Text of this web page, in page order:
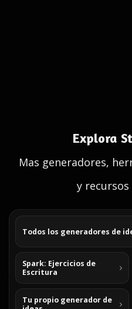
Explora
Mas generadores,
y
Todos los generadores de
Spark: Ejercicios de
Escritura
Tu propio generador de